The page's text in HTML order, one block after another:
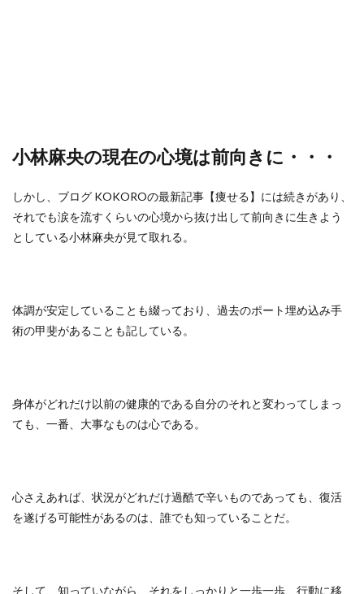
小林麻央の現在の心境は前向きに・・・
しかし、ブログ KOKOROの最新記事【痩せる】には続きがあり、
それでも涙を流すくらいの心境から抜け出して前向きに生きよう
としている小林麻央が見て取れる。
体調が安定していることも綴っており、過去のポート埋め込み手
術の甲斐があることも記している。
身体がどれだけ以前の健康的である自分のそれと変わってしまっ
ても、一番、大事なものは心である。
心さえあれば、状況がどれだけ過酷で辛いものであっても、復活
を遂げる可能性があるのは、誰でも知っていることだ。
そして、知っていながら、それをしっかりと一歩一歩、行動に移